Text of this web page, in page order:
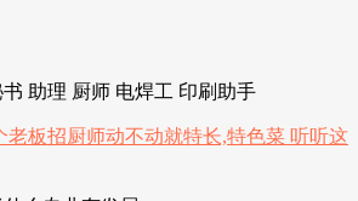
助理 厨师 电焊工 印刷助手